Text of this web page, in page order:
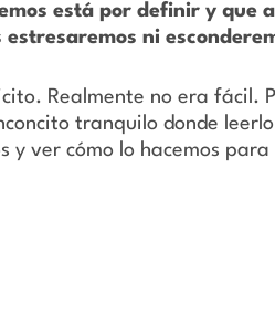
está por definir y que
ni
Realmente no era fácil.
tranquilo donde
ver cómo lo hacemos para